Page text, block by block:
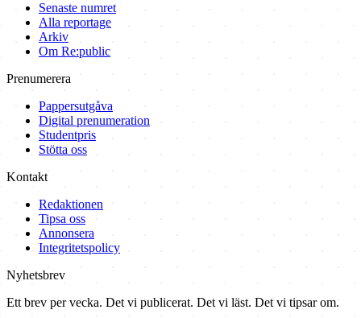
Senaste numret
Alla reportage
Arkiv
Om Re:public
Prenumerera
Pappersutgåva
Digital prenumeration
Studentpris
Stötta oss
Kontakt
Redaktionen
Tipsa oss
Annonsera
Integritetspolicy
Nyhetsbrev
Ett brev per vecka. Det vi publicerat. Det vi läst. Det vi tipsar om.